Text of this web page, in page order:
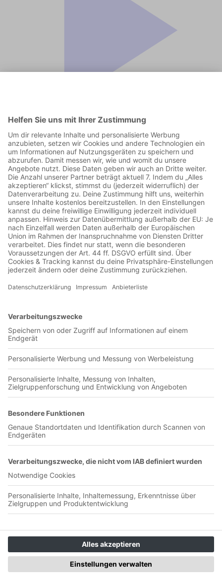
Jetzt in der App abspielen
00:19:42
In dieser Folge gebe ich dir einen Leitfaden, wie du einen
erfolgreichen Start in deinem neuen Verein hinlegst. Dabei
geht es um mehr als nur die erste Trainingseinheit – ich
spreche über die Vorbereitung, den Aufbau von Beziehungen
und das Entwickeln einer gemeinsamen Basis mit deinen
Torhütern und dem Trainerteam. Du erfährst: - Warum du
dich intensiv auf deine neuen Torhüter vorbereiten solltest -
Wie du Gespräche mit deinem Team auf Augenhöhe führst -
Die wichtigsten Fragen für das erste Training und darüber
hinaus - Wie du Vertrauen und Respekt aufbaust, um
⁠⁠⁠⁠⁠⁠⁠⁠⁠⁠⁠⁠⁠⁠⁠⁠⁠⁠⁠⁠⁠⁠⁠⁠⁠⁠⁠⁠⁠⁠⁠⁠⁠⁠⁠Keepercation Free⁠⁠⁠⁠⁠⁠⁠⁠⁠⁠⁠⁠⁠⁠⁠⁠⁠⁠⁠⁠⁠⁠⁠⁠⁠⁠⁠⁠⁠⁠⁠⁠⁠⁠⁠ ⁠⁠⁠⁠⁠⁠⁠⁠⁠⁠⁠⁠⁠⁠⁠⁠⁠⁠⁠⁠⁠⁠⁠⁠⁠⁠⁠⁠⁠⁠⁠⁠⁠⁠⁠Keepercation⁠⁠⁠⁠⁠⁠⁠⁠⁠⁠⁠⁠⁠⁠⁠⁠⁠⁠⁠⁠⁠⁠⁠⁠⁠⁠⁠⁠⁠⁠⁠⁠⁠⁠⁠ Website: ⁠⁠⁠⁠⁠⁠⁠⁠⁠⁠⁠⁠⁠⁠⁠⁠⁠⁠⁠⁠⁠⁠⁠⁠⁠⁠⁠keepercation.de⁠⁠⁠⁠⁠⁠⁠⁠⁠⁠⁠⁠⁠⁠⁠⁠⁠⁠⁠⁠⁠⁠⁠⁠⁠⁠⁠
Social Links: ⁠⁠⁠⁠⁠⁠⁠⁠⁠⁠⁠⁠⁠⁠⁠⁠⁠⁠⁠⁠⁠⁠⁠⁠⁠⁠⁠⁠⁠⁠⁠⁠⁠⁠⁠Instagram⁠⁠⁠⁠⁠⁠⁠⁠⁠⁠⁠⁠⁠⁠⁠⁠⁠⁠⁠⁠⁠⁠⁠⁠⁠⁠⁠⁠⁠⁠⁠⁠⁠⁠⁠ ⁠⁠⁠⁠⁠⁠⁠⁠⁠⁠⁠⁠⁠⁠⁠⁠⁠⁠⁠⁠⁠⁠⁠⁠⁠⁠⁠⁠⁠⁠⁠⁠⁠⁠⁠TikTok⁠⁠⁠⁠⁠⁠⁠⁠⁠⁠⁠⁠⁠⁠⁠⁠⁠⁠⁠⁠⁠⁠⁠⁠⁠⁠⁠⁠⁠⁠⁠⁠⁠⁠⁠ ⁠⁠⁠⁠⁠⁠⁠⁠⁠⁠⁠⁠⁠⁠⁠⁠⁠⁠⁠⁠⁠⁠⁠⁠⁠⁠⁠⁠⁠⁠⁠⁠⁠⁠⁠Newsletter⁠⁠⁠⁠⁠⁠⁠⁠⁠⁠⁠⁠⁠⁠⁠⁠⁠⁠⁠⁠⁠⁠⁠⁠⁠⁠⁠⁠⁠⁠⁠⁠⁠⁠⁠
Kooperationspartner: Promocode: "keepercation20" ⁠⁠⁠⁠⁠⁠⁠⁠Catch &
Keep⁠⁠⁠⁠⁠⁠⁠⁠ _________ Der Podcast für Torwarttrainer: Adam
Kasprzik zeigt dir das Torwartspiel in der Tiefe, sodass du
dich als TW-Trainer weiterentwickeln kannst und es schaffst